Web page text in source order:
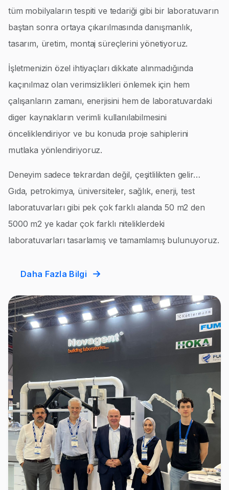
tüm mobilyaların tespiti ve tedariği gibi bir laboratuvarın
baştan sonra ortaya çıkarılmasında danışmanlık,
tasarım, üretim, montaj süreçlerini yönetiyoruz.
İşletmenizin özel ihtiyaçları dikkate alınmadığında
kaçınılmaz olan verimsizlikleri önlemek için hem
çalışanların zamanı, enerjisini hem de laboratuvardaki
diger kaynakların verimli kullanılabilmesini
önceliklendiriyor ve bu konuda proje sahiplerini
mutlaka yönlendiriyoruz.
Deneyim sadece tekrardan değil, çeşitlilikten gelir…
Gıda, petrokimya, üniversiteler, sağlık, enerji, test
laboratuvarları gibi pek çok farklı alanda 50 m2 den
5000 m2 ye kadar çok farklı niteliklerdeki
laboratuvarları tasarlamış ve tamamlamış bulunuyoruz.
Daha Fazla Bilgi